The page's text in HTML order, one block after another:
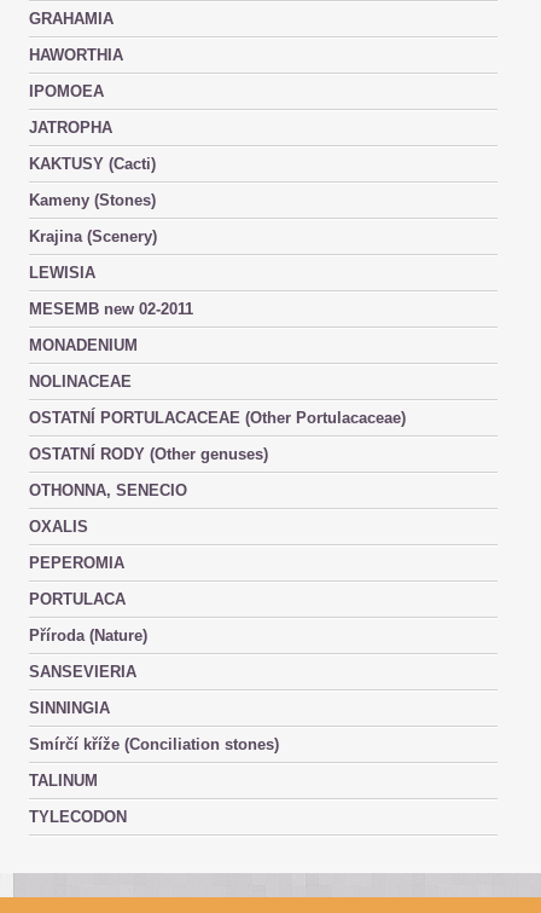
GRAHAMIA
HAWORTHIA
IPOMOEA
JATROPHA
KAKTUSY (Cacti)
Kameny (Stones)
Krajina (Scenery)
LEWISIA
MESEMB new 02-2011
MONADENIUM
NOLINACEAE
OSTATNÍ PORTULACACEAE (Other Portulacaceae)
OSTATNÍ RODY (Other genuses)
OTHONNA, SENECIO
OXALIS
PEPEROMIA
PORTULACA
Příroda (Nature)
SANSEVIERIA
SINNINGIA
Smírčí kříže (Conciliation stones)
TALINUM
TYLECODON